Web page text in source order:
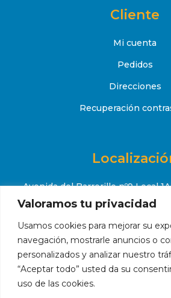
Valoramos tu privacidad
Usamos cookies para mejorar su
navegación, mostrarle anuncios o
personalizados y analizar nuestro
“Aceptar todo” usted da su
uso de las cookies.
Cliente
Mi cuenta
Pedidos
Direcciones
Recuperación
Avenida del Barrerillo nº9 Local
(Sevilla)
 +34 651 52 88 08
 contacto@makropiscinas.com